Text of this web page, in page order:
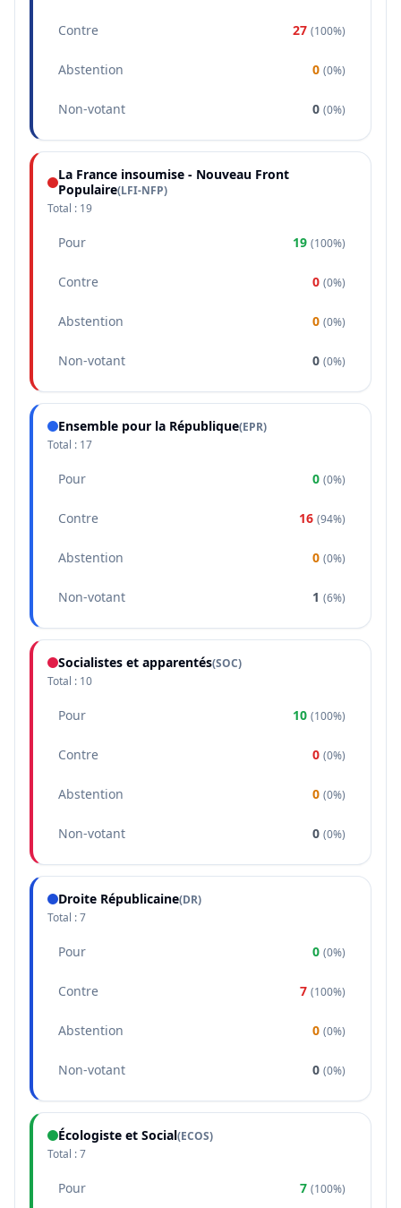
Contre 27 (100%)
Abstention 0 (0%)
Non-votant 0 (0%)
La France insoumise - Nouveau Front
Populaire(LFI-NFP)
Total : 19
Pour 19 (100%)
Contre 0 (0%)
Abstention 0 (0%)
Non-votant 0 (0%)
Ensemble pour la République(EPR)
Total : 17
Pour 0 (0%)
Contre 16 (94%)
Abstention 0 (0%)
Non-votant 1 (6%)
Socialistes et apparentés(SOC)
Total : 10
Pour 10 (100%)
Contre 0 (0%)
Abstention 0 (0%)
Non-votant 0 (0%)
Droite Républicaine(DR)
Total :7
Pour 0 (0%)
Contre 7 (100%)
Abstention 0 (0%)
Non-votant 0 (0%)
Écologiste et Social(ECOS)
Total :7
Pour 7 (100%)